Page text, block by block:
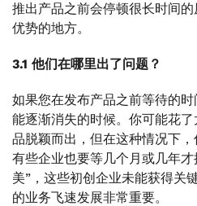
推出产品之前会停顿很长时间
优势的地方。
3.1 他们在哪里出了问题？
如果您在发布产品之前等待的
能逐渐消失的时候。你可能花
品脱颖而出，但在这种情况下
有些企业也要等几个月或几年
美”，这些初创企业未能获得关
的业务飞速发展非常重要。